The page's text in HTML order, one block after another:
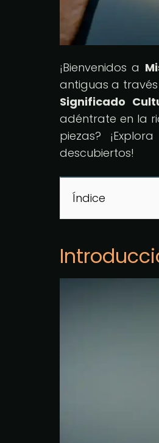
¡Bienvenidos a
antiguas a
Significado
adéntrate en la
piezas?
descubiertos!
Índice